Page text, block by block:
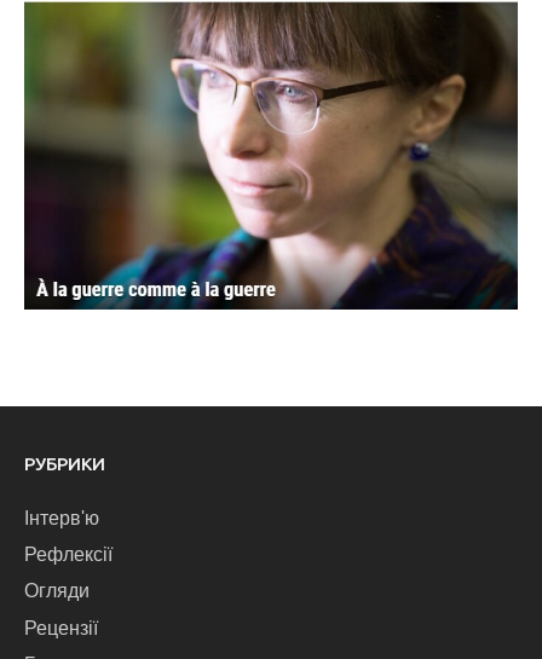
РУБРИКИ
Інтерв'ю
Рефлексії
Огляди
Рецензії